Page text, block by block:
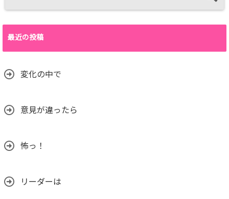
最近の投稿
変化の中で
意見が違ったら
怖っ！
リーダーは